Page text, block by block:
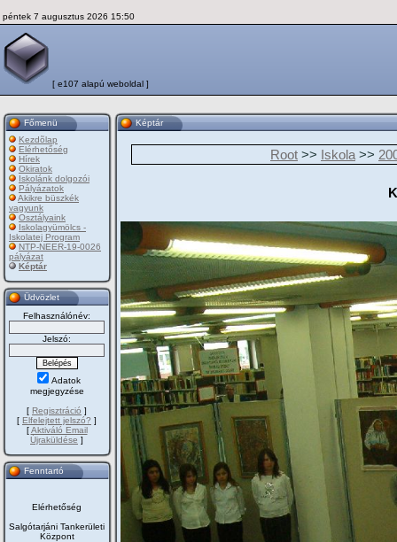
péntek 7 augusztus 2026 15:50
[ e107 alapú weboldal ]
Főmenü
Kezdõlap
Elérhetőség
Hírek
Okiratok
Iskolánk dolgozói
Pályázatok
Akikre büszkék
vagyunk
Osztályaink
Iskolagyümölcs -
Iskolatej Program
NTP-NEER-19-0026
pályázat
Képtár
Üdvözlet
Felhasználónév:
Jelszó:
Adatok
megjegyzése
[ Regisztráció ]
[ Elfelejtett jelszó? ]
[Aktiváló Email
Újraküldése ]
Fenntartó
Elérhetőség
Salgótarjáni Tankerületi
Központ
Képtár
Root >> Iskola >>